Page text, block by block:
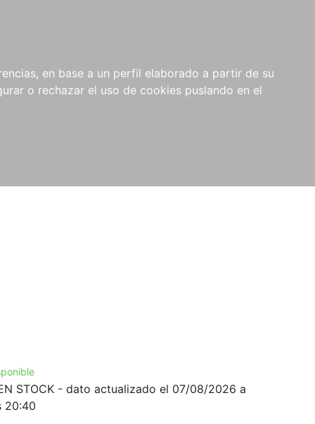
en base a un perfil elaborado a partir de su
o rechazar el uso de cookies puslando en el
NOVEDADES NOTICIAS
COMPRAS
INSTITUCIONALES
STOCK - dato actualizado el 07/08/2026 a
20:40